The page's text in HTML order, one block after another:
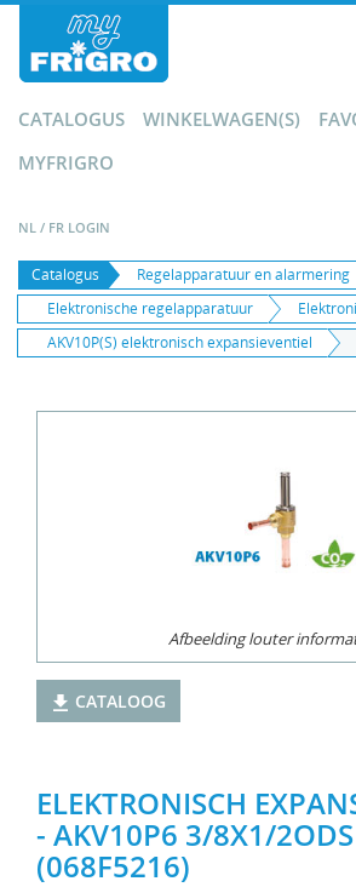
CATALOGUS WINKELWAGEN(S)
MYFRIGRO
NL / FR LOGIN
Catalogus
Regelapparatuur en alarmering
Elektronische regelapparatuur
AKV10P(S) elektronisch expansieventiel
Afbeelding louter
CATALOOG
ELEKTRONISCH
- AKV10P6 3/8X1/2ODS
(068F5216)